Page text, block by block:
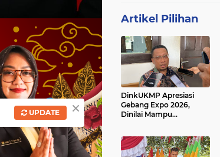
Artikel Pilihan
DinkUKMP Apresiasi
Gebang Expo 2026,
Dinilai Mampu
Lokal
×
UPDATE